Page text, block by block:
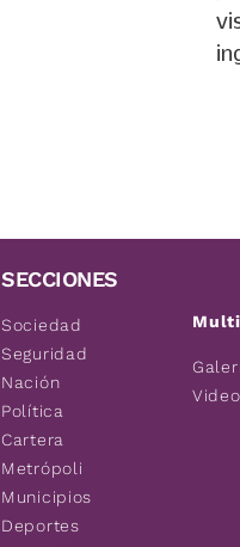
SECCIONES
Sociedad
Seguridad
Nación
Política
Cartera
Metrópoli
Municipios
Deportes